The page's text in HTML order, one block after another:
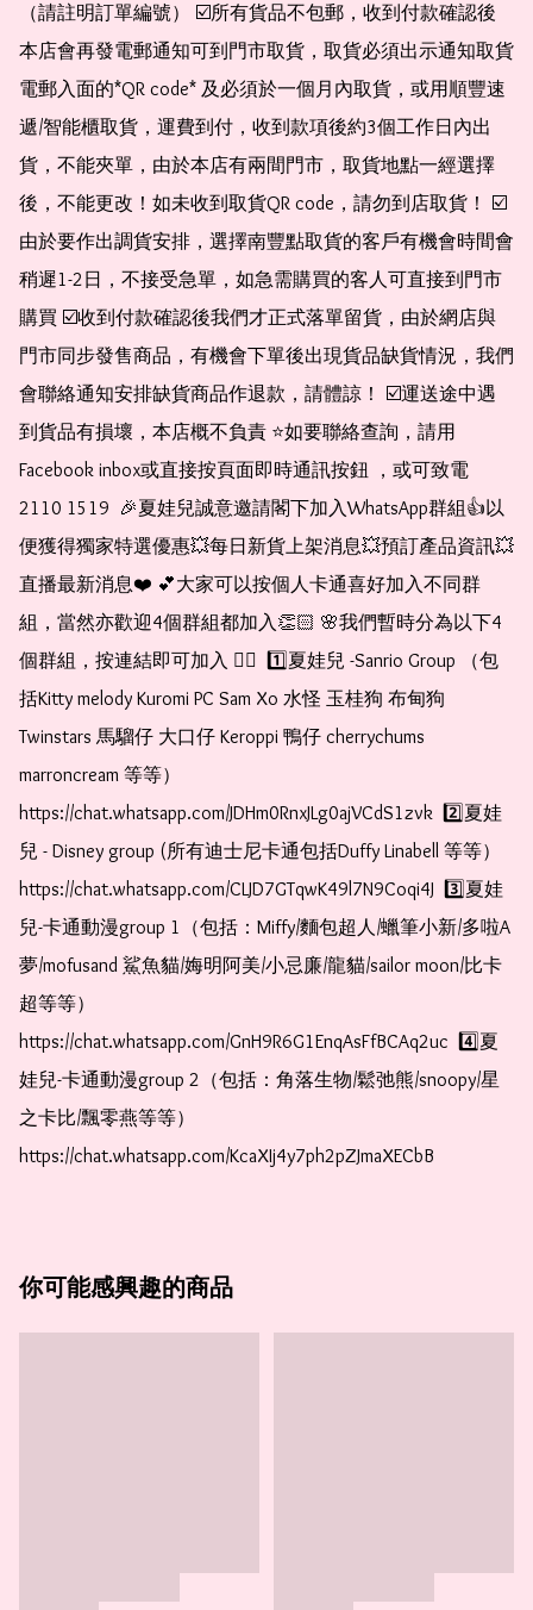
（請註明訂單編號） ☑️所有貨品不包郵，收到付款確認後
本店會再發電郵通知可到門市取貨，取貨必須出示通知取貨
電郵入面的*QR code* 及必須於一個月內取貨，或用順豐速
遞/智能櫃取貨，運費到付，收到款項後約3個工作日內出
貨，不能夾單，由於本店有兩間門市，取貨地點一經選擇
後，不能更改！如未收到取貨QR code，請勿到店取貨！ ☑️
由於要作出調貨安排，選擇南豐點取貨的客戶有機會時間會
稍遲1-2日，不接受急單，如急需購買的客人可直接到門市
購買 ☑️收到付款確認後我們才正式落單留貨，由於網店與
門市同步發售商品，有機會下單後出現貨品缺貨情況，我們
會聯絡通知安排缺貨商品作退款，請體諒！ ☑️運送途中遇
到貨品有損壞，本店概不負責 ⭐️如要聯絡查詢，請用
Facebook inbox或直接按頁面即時通訊按鈕 ，或可致電
2110 1519  🎉夏娃兒誠意邀請閣下加入WhatsApp群組👍以
便獲得獨家特選優惠💥每日新貨上架消息💥預訂產品資訊💥
直播最新消息❤️ 💕大家可以按個人卡通喜好加入不同群
組，當然亦歡迎4個群組都加入👏🏻 🌸我們暫時分為以下4
個群組，按連結即可加入 👇🏻  1️⃣夏娃兒 -Sanrio Group （包
括Kitty melody Kuromi PC Sam Xo 水怪 玉桂狗 布甸狗
Twinstars 馬騮仔 大口仔 Keroppi 鴨仔 cherrychums
marroncream 等等）
https://chat.whatsapp.com/JDHm0RnxJLg0ajVCdS1zvk  2️⃣夏娃
兒 - Disney group (所有迪士尼卡通包括Duffy Linabell 等等）
https://chat.whatsapp.com/CLJD7GTqwK49l7N9Coqi4J  3️⃣夏娃
兒-卡通動漫group 1（包括：Miffy/麵包超人/蠟筆小新/多啦A
夢/mofusand 鯊魚貓/娒明阿美/小忌廉/龍貓/sailor moon/比卡
超等等）
https://chat.whatsapp.com/GnH9R6G1EnqAsFfBCAq2uc  4️⃣夏
娃兒-卡通動漫group 2（包括：角落生物/鬆弛熊/snoopy/星
之卡比/飄零燕等等）
https://chat.whatsapp.com/KcaXIj4y7ph2pZJmaXECbB
你可能感興趣的商品